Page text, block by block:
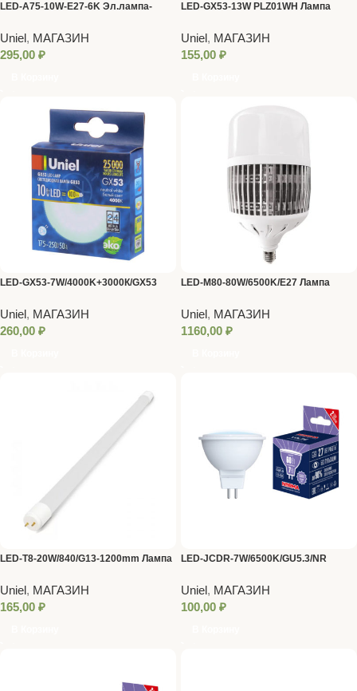
LED-A75-10W-E27-6K Эл.лампа-
Uniel, МАГАЗИН
295,00 ₽
LED-GX53-13W PLZ01WH Лампа
свет Uniel
Uniel, МАГАЗИН
155,00 ₽
LED-GX53-7W/4000K+3000К/GX53
Uniel, МАГАЗИН
260,00 ₽
LED-M80-80W/6500K/E27 Лампа
Uniel, МАГАЗИН
1160,00 ₽
LED-T8-20W/840/G13-1200mm Лампа
Uniel, МАГАЗИН
165,00 ₽
LED-JCDR-7W/6500K/GU5.3/NR
«JCDR», матовая. Серия Norma.
Дневной белый свет (6500К). TM
Uniel, МАГАЗИН
100,00 ₽